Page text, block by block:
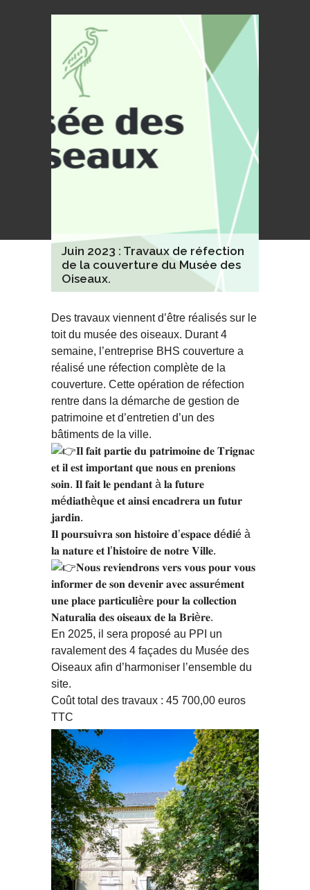
Juin 2023 : Travaux de réfection
de la couverture du Musée des
Oiseaux.
Des travaux viennent d’être réalisés sur le
toit du musée des oiseaux. Durant 4
semaine, l’entreprise BHS couverture a
réalisé une réfection complète de la
couverture. Cette opération de réfection
rentre dans la démarche de gestion de
patrimoine et d’entretien d’un des
bâtiments de la ville.
𝐈𝐥 𝐟𝐚𝐢𝐭 𝐩𝐚𝐫𝐭𝐢𝐞 𝐝𝐮 𝐩𝐚𝐭𝐫𝐢𝐦𝐨𝐢𝐧𝐞 𝐝𝐞 𝐓𝐫𝐢𝐠𝐧𝐚𝐜
𝐞𝐭 𝐢𝐥 𝐞𝐬𝐭 𝐢𝐦𝐩𝐨𝐫𝐭𝐚𝐧𝐭 𝐪𝐮𝐞 𝐧𝐨𝐮𝐬 𝐞𝐧 𝐩𝐫𝐞𝐧𝐢𝐨𝐧𝐬
𝐬𝐨𝐢𝐧. 𝐈𝐥 𝐟𝐚𝐢𝐭 𝐥𝐞 𝐩𝐞𝐧𝐝𝐚𝐧𝐭 à 𝐥𝐚 𝐟𝐮𝐭𝐮𝐫𝐞
𝐦é𝐝𝐢𝐚𝐭𝐡è𝐪𝐮𝐞 𝐞𝐭 𝐚𝐢𝐧𝐬𝐢 𝐞𝐧𝐜𝐚𝐝𝐫𝐞𝐫𝐚 𝐮𝐧 𝐟𝐮𝐭𝐮𝐫
𝐣𝐚𝐫𝐝𝐢𝐧.
𝐈𝐥 𝐩𝐨𝐮𝐫𝐬𝐮𝐢𝐯𝐫𝐚 𝐬𝐨𝐧 𝐡𝐢𝐬𝐭𝐨𝐢𝐫𝐞 𝐝’𝐞𝐬𝐩𝐚𝐜𝐞 𝐝é𝐝𝐢é à
𝐥𝐚 𝐧𝐚𝐭𝐮𝐫𝐞 𝐞𝐭 𝐥’𝐡𝐢𝐬𝐭𝐨𝐢𝐫𝐞 𝐝𝐞 𝐧𝐨𝐭𝐫𝐞 𝐕𝐢𝐥𝐥𝐞.
𝐍𝐨𝐮𝐬 𝐫𝐞𝐯𝐢𝐞𝐧𝐝𝐫𝐨𝐧𝐬 𝐯𝐞𝐫𝐬 𝐯𝐨𝐮𝐬 𝐩𝐨𝐮𝐫 𝐯𝐨𝐮𝐬
𝐢𝐧𝐟𝐨𝐫𝐦𝐞𝐫 𝐝𝐞 𝐬𝐨𝐧 𝐝𝐞𝐯𝐞𝐧𝐢𝐫 𝐚𝐯𝐞𝐜 𝐚𝐬𝐬𝐮𝐫é𝐦𝐞𝐧𝐭
𝐮𝐧𝐞 𝐩𝐥𝐚𝐜𝐞 𝐩𝐚𝐫𝐭𝐢𝐜𝐮𝐥𝐢è𝐫𝐞 𝐩𝐨𝐮𝐫 𝐥𝐚 𝐜𝐨𝐥𝐥𝐞𝐜𝐭𝐢𝐨𝐧
𝐍𝐚𝐭𝐮𝐫𝐚𝐥𝐢𝐚 𝐝𝐞𝐬 𝐨𝐢𝐬𝐞𝐚𝐮𝐱 𝐝𝐞 𝐥𝐚 𝐁𝐫𝐢è𝐫𝐞.
En 2025, il sera proposé au PPI un
ravalement des 4 façades du Musée des
Oiseaux afin d’harmoniser l’ensemble du
site.
Coût total des travaux : 45 700,00 euros
TTC